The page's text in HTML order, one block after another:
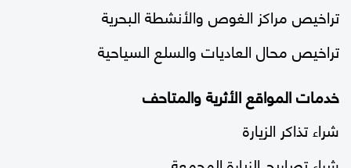
تراخيص مراكز الغوص والأنشطة البحرية
تراخيص محال العاديات والسلع السياحية
خدمات المواقع الأثرية والمتاحف
شراء تذاكر الزيارة